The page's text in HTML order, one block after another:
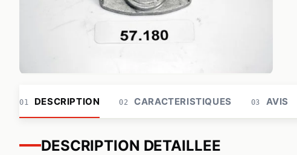
01 DESCRIPTION 02 CARACTERISTIQUES 03 AVIS
DESCRIPTION DETAILLEE